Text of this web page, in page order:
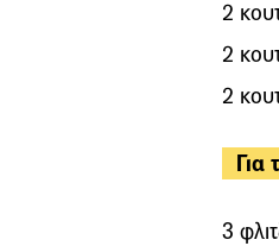
2
2
2
Για
3